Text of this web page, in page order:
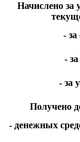
Начислено за
-
-
- за
Получено
- денежных